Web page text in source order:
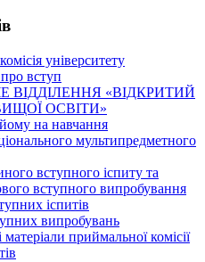
університету
вступ
ВІДДІЛЕННЯ «ВІДКРИТИЙ
ОСВІТИ»
на навчання
мультипредметного
вступного іспиту та
вступного випробування
іспитів
випробувань
приймальної комісії